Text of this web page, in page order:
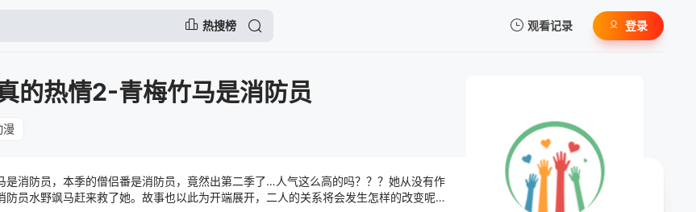
热搜榜 观看记录
暂无观看影片的记录
登录
的热情2-青梅竹马是消防员
漫
是消防员，本季的僧侣番是消防员，竟然出第二季了…人气这么高的吗？？？她从没有作
防员水野飒马赶来救了她。故事也以此为开端展开，二人的关系将会发生怎样的改变呢